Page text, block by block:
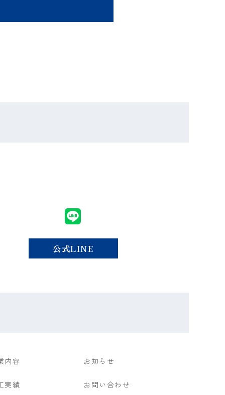
公式LINE
内容 お知らせ
実績 お問い合わせ